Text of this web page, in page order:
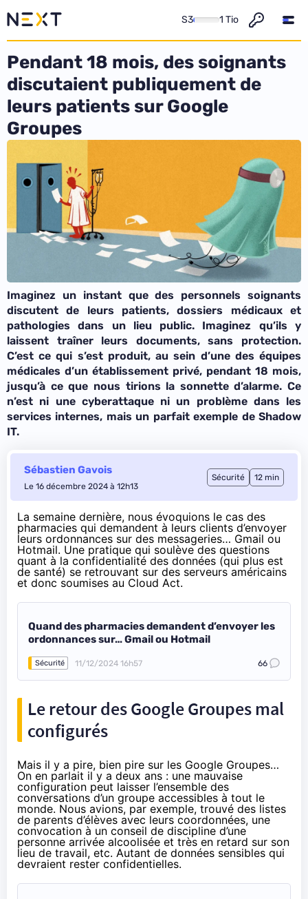
S3 1 Tio
Pendant 18 mois, des soignants
discutaient publiquement de
leurs patients sur Google
Groupes
Imaginez un instant que des personnels soignants
discutent de leurs patients, dossiers médicaux et
pathologies dans un lieu public. Imaginez qu’ils y
laissent traîner leurs documents, sans protection.
C’est ce qui s’est produit, au sein d’une des équipes
médicales d’un établissement privé, pendant 18 mois,
jusqu’à ce que nous tirions la sonnette d’alarme. Ce
n’est ni une cyberattaque ni un problème dans les
services internes, mais un parfait exemple de Shadow
IT.
Sébastien Gavois
Le 16 décembre 2024 à 12h13
Sécurité 12 min
La semaine dernière, nous évoquions le cas des
pharmacies qui demandent à leurs clients d’envoyer
leurs ordonnances sur des messageries… Gmail ou
Hotmail. Une pratique qui soulève des questions
quant à la confidentialité des données (qui plus est
de santé) se retrouvant sur des serveurs américains
et donc soumises au Cloud Act.
Quand des pharmacies demandent d’envoyer les
ordonnances sur… Gmail ou Hotmail
Sécurité 11/12/2024 16h57 66
Le retour des Google Groupes mal
configurés
Mais il y a pire, bien pire sur les Google Groupes…
On en parlait il y a deux ans : une mauvaise
configuration peut laisser l’ensemble des
conversations d’un groupe accessibles à tout le
monde. Nous avions, par exemple, trouvé des listes
de parents d’élèves avec leurs coordonnées, une
convocation à un conseil de discipline d’une
personne arrivée alcoolisée et très en retard sur son
lieu de travail, etc. Autant de données sensibles qui
devraient rester confidentielles.